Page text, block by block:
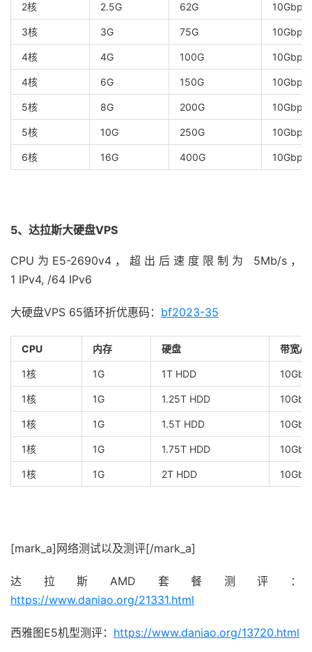
2核 2.5G 62G
3核 3G 75G
4核 4G 100G
4核 6G 150G
5核 8G 200G
5核 10G 250G
6核 16G 400G
5、达拉斯大硬盘VPS
CPU为E5-2690v4，超出后速度限制为 5Mb/s，
1 IPv4, /64 IPv6
大硬盘VPS 65循环折优惠码： bf2023-35
CPU 内存 硬盘 带宽/
1核 1G 1T HDD
1核 1G 1.25T HDD
1核 1G 1.5T HDD
1核 1G 1.75T HDD
1核 1G 2T HDD
[mark_a]网络测试以及测评[/mark_a]
达拉斯AMD套餐测评：
https://www.daniao.org/21331.html
西雅图E5机型测评： https://www.daniao.org/13720.html